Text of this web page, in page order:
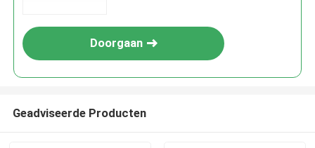
Doorgaan
Geadviseerde Producten